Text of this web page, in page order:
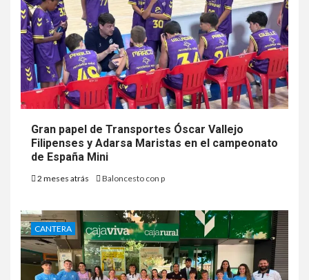
Gran papel de Transportes Óscar Vallejo
Filipenses y Adarsa Maristas en el campeonato
de España Mini
2 meses atrás Baloncesto con p
CANTERA